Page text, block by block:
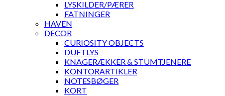
LYSKILDER/PÆRER
FATNINGER
HAVEN
DECOR
CURIOSITY OBJECTS
DUFTLYS
KNAGERÆKKER & STUMTJENERE
KONTORARTIKLER
NOTESBØGER
KORT